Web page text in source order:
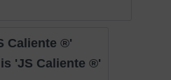
Caliente ®'
'JS Caliente ®'